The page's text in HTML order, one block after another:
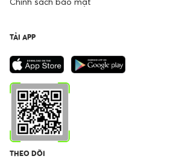
TẢI APP
THEO DÕI